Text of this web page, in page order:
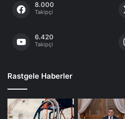
8.000
Takipçi
6.420
Takipçi
Rastgele Haberler